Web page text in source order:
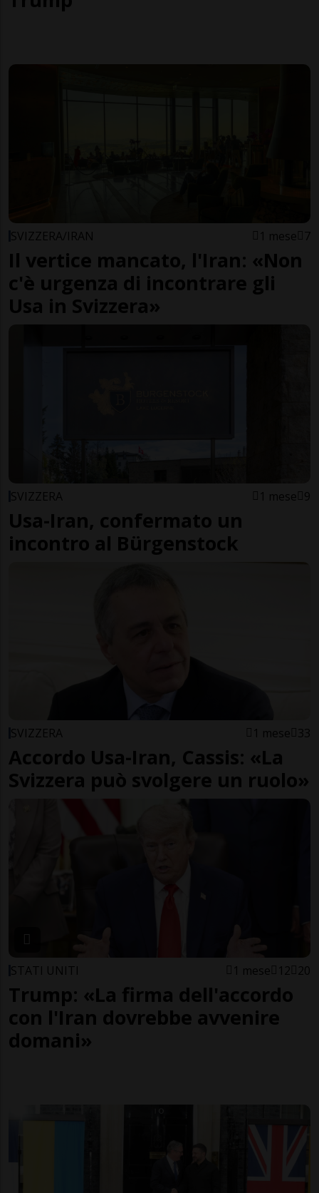
SVIZZERA/IRAN 1 mese 7
Il vertice mancato, l'Iran: «Non
c'è urgenza di incontrare gli
Usa in Svizzera»
SVIZZERA 1 mese 9
Usa-Iran, confermato un
incontro al Bürgenstock
SVIZZERA 1 mese 33
Accordo Usa-Iran, Cassis: «La
Svizzera può svolgere un ruolo»
STATI UNITI 1 mese 12 20
Trump: «La firma dell'accordo
con l'Iran dovrebbe avvenire
domani»